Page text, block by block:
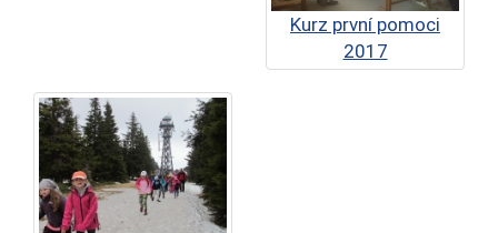
Kurz první pomoci
2017